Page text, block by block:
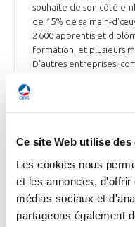
Ce site Web utilise des
Les cookies nous
et les annonces,
médias sociaux et
partageons également
souhaite de son côté
de 15% de sa main-
2 600 apprentis et
formation, et plusieurs
D’autres entreprises,
leur personnel par des
DÉFENSE
Comment